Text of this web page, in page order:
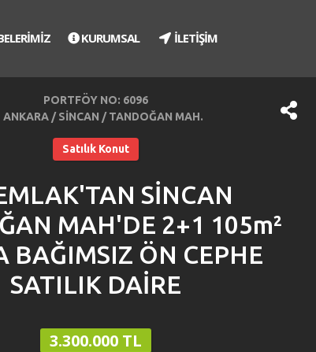
KURUMSAL İLETİŞİM
PORTFÖY NO: 6096
ANKARA / SİNCAN / TANDOĞAN MAH.
Satılık Konut
SİNCAN
MAH'DE 2+1 105m²
BAĞIMSIZ ÖN CEPHE
SATILIK DAİRE
3.300.000 TL